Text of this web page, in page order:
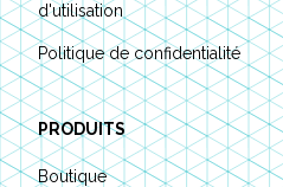
d'utilisation
Politique de confidentialité
PRODUITS
Boutique